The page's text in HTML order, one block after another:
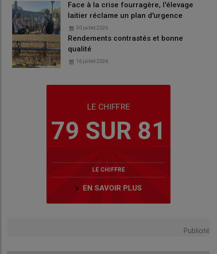
Face à la crise fourragère, l'élevage
laitier réclame un plan d'urgence
30 juillet 2026
Rendements contrastés et bonne
qualité
16 juillet 2026
LE CHIFFRE
79 SUR 81
LE CHIFFRE
EN SAVOIR PLUS
Publicité